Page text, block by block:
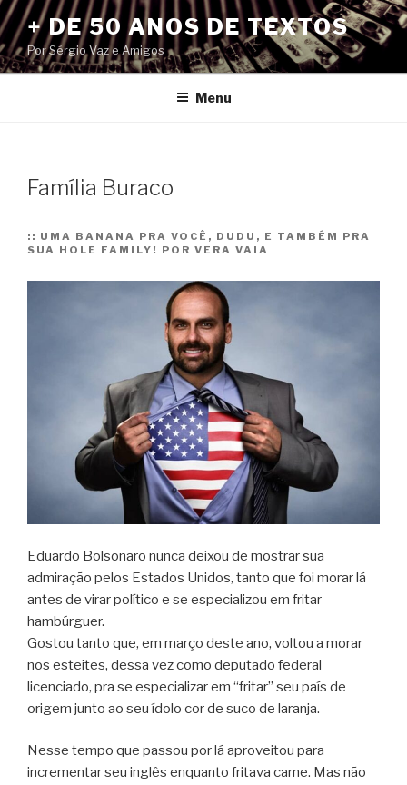
Pular
para
o
conteúdo
+ DE 50 ANOS DE TEXTOS
Por Sérgio Vaz e Amigos
Menu
Família Buraco
:: UMA BANANA PRA VOCÊ, DUDU, E TAMBÉM PRA
SUA HOLE FAMILY! POR VERA VAIA
Eduardo Bolsonaro nunca deixou de mostrar sua
admiração pelos Estados Unidos, tanto que foi morar lá
antes de virar político e se especializou em fritar
hambúrguer.
Gostou tanto que, em março deste ano, voltou a morar
nos esteites, dessa vez como deputado federal
licenciado, pra se especializar em “fritar” seu país de
origem junto ao seu ídolo cor de suco de laranja.
Nesse tempo que passou por lá aproveitou para
incrementar seu inglês enquanto fritava carne. Mas não